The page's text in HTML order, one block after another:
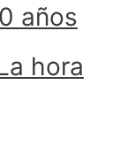
años
hora